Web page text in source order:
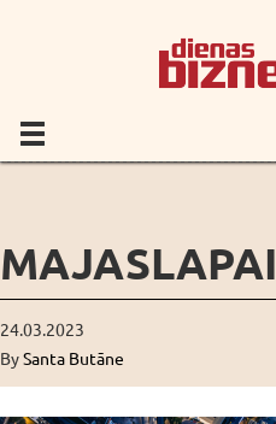
MAJASLAPAI
24.03.2023
BySanta Butāne